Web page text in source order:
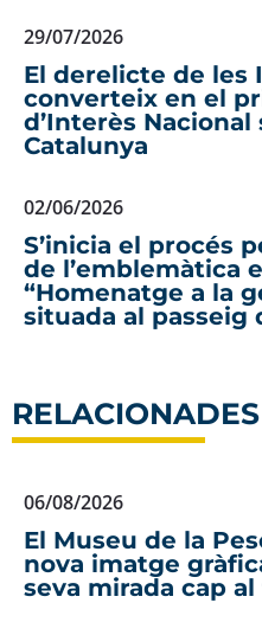
29/07/2026
El derelicte de les
converteix en el
d’Interès
Catalunya
02/06/2026
S’inicia el procés
de l’emblemàtica
“Homenatge a la
situada al passeig
06/08/2026
El Museu de la
nova imatge
seva mirada cap